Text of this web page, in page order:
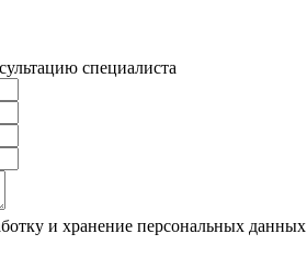
специалиста
и хранение персональных данных